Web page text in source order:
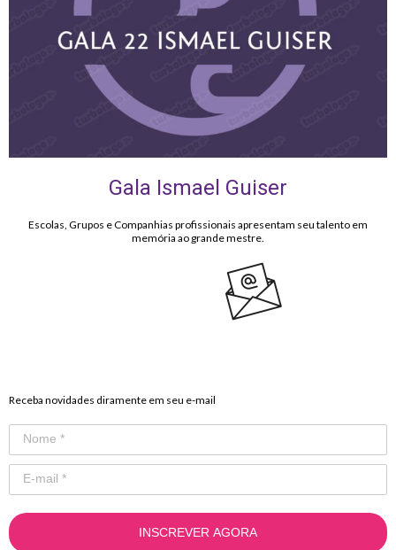
Gala Ismael Guiser
Escolas, Grupos e Companhias profissionais apresentam seu talento em
memória ao grande mestre.
Receba novidades diramente em seu e-mail
INSCREVER AGORA